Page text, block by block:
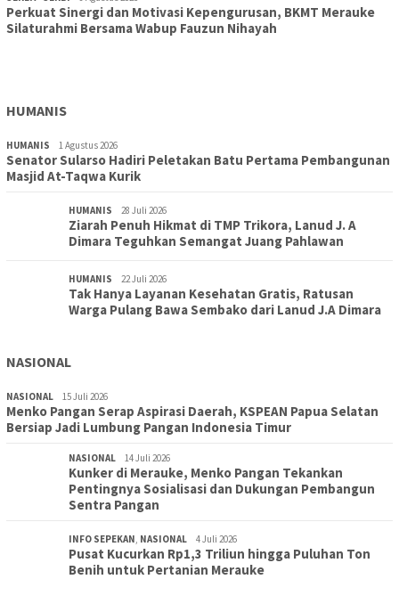
Perkuat Sinergi dan Motivasi Kepengurusan, BKMT Merauke
Silaturahmi Bersama Wabup Fauzun Nihayah
TOPIK 30 Juli 2026
Wujudkan Sekolah Adiwiyata:SD Inpres Polder Merauke
HUMANIS
HUMANIS 1 Agustus 2026
Senator Sularso Hadiri Peletakan Batu Pertama Pembangunan
Masjid At-Taqwa Kurik
HUMANIS 28 Juli 2026
Ziarah Penuh Hikmat di TMP Trikora, Lanud J. A
Dimara Teguhkan Semangat Juang Pahlawan
HUMANIS 22 Juli 2026
Tak Hanya Layanan Kesehatan Gratis, Ratusan
Warga Pulang Bawa Sembako dari Lanud J.A Dimara
NASIONAL
NASIONAL 15 Juli 2026
Menko Pangan Serap Aspirasi Daerah, KSPEAN Papua Selatan
Bersiap Jadi Lumbung Pangan Indonesia Timur
NASIONAL 14 Juli 2026
Kunker di Merauke, Menko Pangan Tekankan
Pentingnya Sosialisasi dan Dukungan Pembangun
Sentra Pangan
INFO SEPEKAN, NASIONAL 4 Juli 2026
Pusat Kucurkan Rp1,3 Triliun hingga Puluhan Ton
Benih untuk Pertanian Merauke